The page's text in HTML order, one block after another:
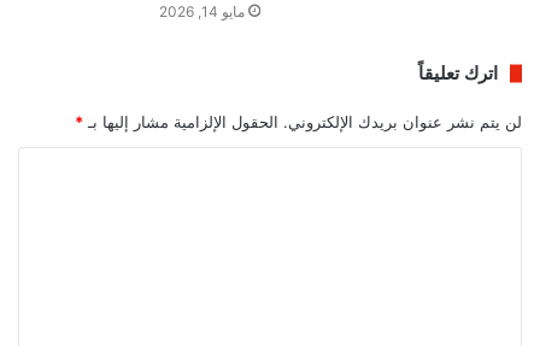
مايو 14, 2026
اترك تعليقاً
لن يتم نشر عنوان بريدك الإلكتروني. الحقول الإلزامية مشار إليها بـ *